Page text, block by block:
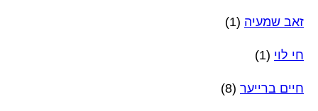
זאב שמעיה (1)
חי לוי (1)
חיים ברייער (8)